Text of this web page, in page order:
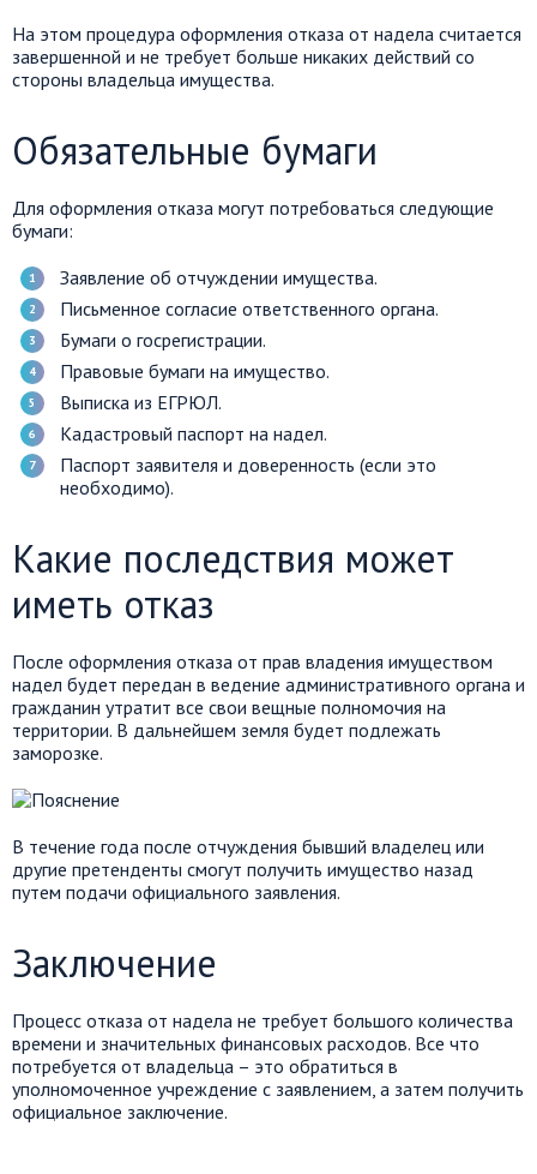
На этом процедура оформления отказа от надела считается
завершенной и не требует больше никаких действий со
стороны владельца имущества.
Обязательные бумаги
Для оформления отказа могут потребоваться следующие
бумаги:
Заявление об отчуждении имущества.
Письменное согласие ответственного органа.
Бумаги о госрегистрации.
Правовые бумаги на имущество.
Выписка из ЕГРЮЛ.
Кадастровый паспорт на надел.
Паспорт заявителя и доверенность (если это
необходимо).
Какие последствия может
иметь отказ
После оформления отказа от прав владения имуществом
надел будет передан в ведение административного органа и
гражданин утратит все свои вещные полномочия на
территории. В дальнейшем земля будет подлежать
заморозке.
В течение года после отчуждения бывший владелец или
другие претенденты смогут получить имущество назад
путем подачи официального заявления.
Заключение
Процесс отказа от надела не требует большого количества
времени и значительных финансовых расходов. Все что
потребуется от владельца – это обратиться в
уполномоченное учреждение с заявлением, а затем получить
официальное заключение.